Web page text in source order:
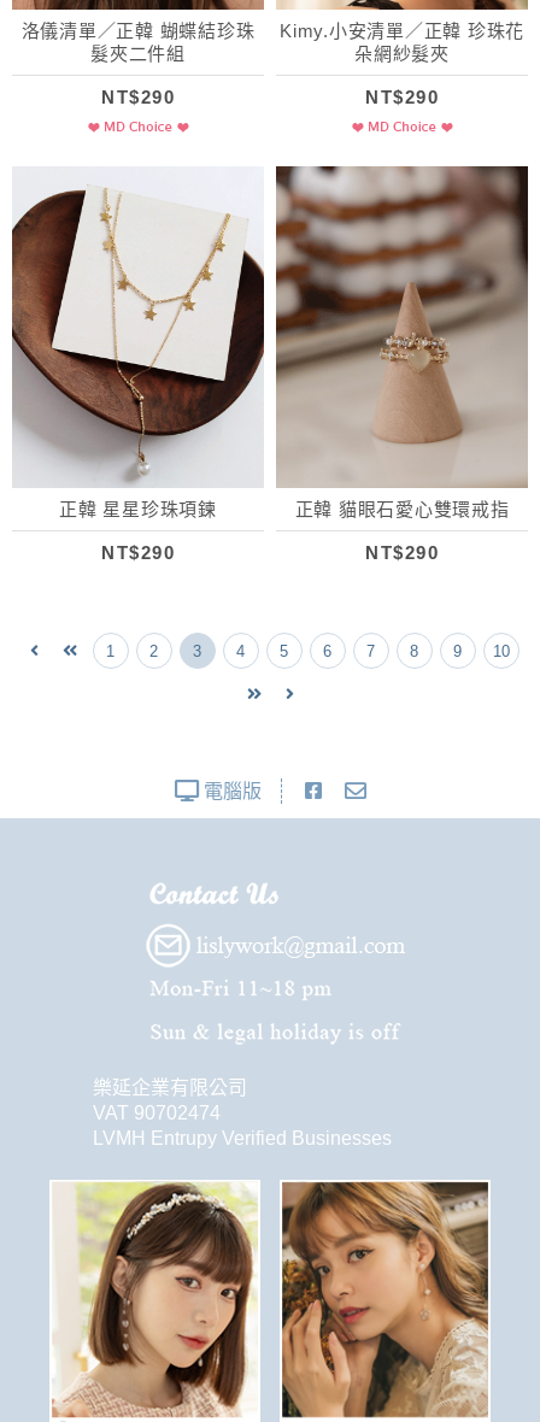
洛儀清單／正韓 蝴蝶結珍珠
髮夾二件組
NT$290
Kimy.小安清單／正韓 珍珠花
朵網紗髮夾
NT$290
正韓 星星珍珠項鍊
NT$290
正韓 貓眼石愛心雙環戒指
NT$290
1 2 3 4 5 6 7 8 9 10
電腦版
樂延企業有限公司
VAT 90702474
LVMH Entrupy Verified Businesses